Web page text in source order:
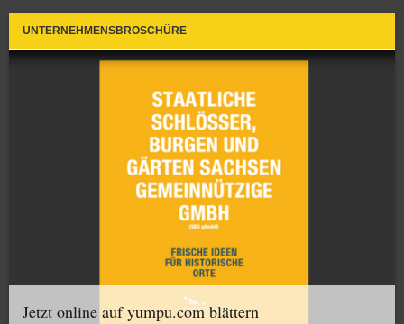
UNTERNEHMENSBROSCHÜRE
Jetzt online auf yumpu.com blättern